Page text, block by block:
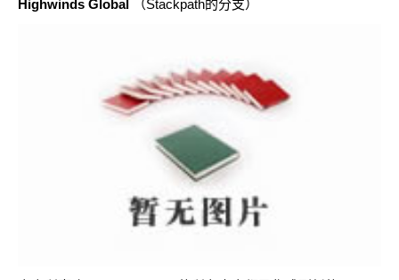
Highwinds Global （Stackpath的分支）